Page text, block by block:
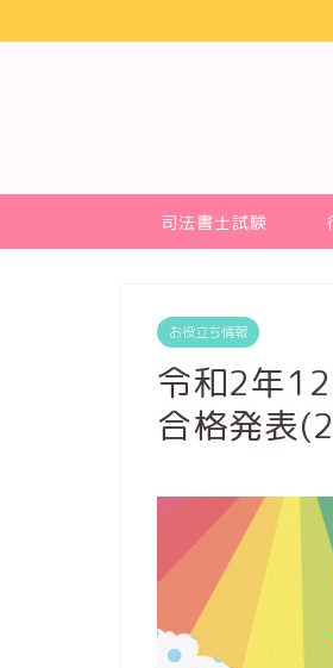
司法書士試験
お役立ち情報
令和2年
合格発表